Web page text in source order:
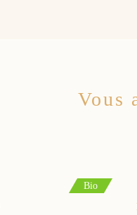
Vous
Bio